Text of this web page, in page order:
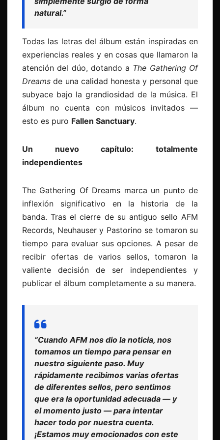
natural.”
Todas las letras del álbum están inspiradas en
experiencias reales y en cosas que llamaron la
atención del dúo, dotando a The Gathering Of
Dreams de una calidad honesta y personal que
subyace bajo la grandiosidad de la música. El
álbum no cuenta con músicos invitados —
esto es puro Fallen Sanctuary.
Un nuevo capítulo: totalmente
independientes
The Gathering Of Dreams marca un punto de
inflexión significativo en la historia de la
banda. Tras el cierre de su antiguo sello AFM
Records, Neuhauser y Pastorino se tomaron su
tiempo para evaluar sus opciones. A pesar de
recibir ofertas de varios sellos, tomaron la
valiente decisión de ser independientes y
publicar el álbum completamente a su manera.
“Cuando AFM nos dio la noticia, nos
tomamos un tiempo para pensar en
nuestro siguiente paso. Muy
rápidamente recibimos varias ofertas
de diferentes sellos, pero sentimos
que era la oportunidad adecuada — y
el momento justo — para intentar
hacer todo por nuestra cuenta.
¡Estamos muy emocionados con este